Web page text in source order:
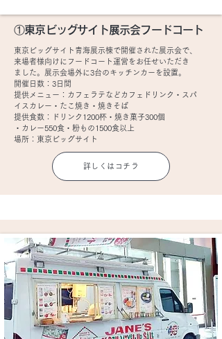
①東京ビッグサイト展示会フードコート
東京ビッグサイト青海展示棟で開催された展示会で、
来場者様向けにフードコート運営をお任せいただき
ました。展示会場外に3台のキッチンカーを設置。
開催日数：3日間
提供メニュー：カフェラテなどカフェドリンク・スパ
イスカレー・たこ焼き・焼きそば
提供食数：ドリンク1200杯・焼き菓子300個
・カレー550食・粉もの1500食以上
場所：東京ビッグサイト
詳しくはコチラ